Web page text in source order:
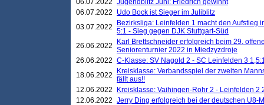
06.07.2022 Jugendblitz Juni: Friedrich gewinnt
06.07.2022
Udo Bock ist Sieger im Juliblitz
03.07.2022
Bezirksliga: Leinfelden 1 macht den Aufstieg
5:1 - Sieg gegen DJK Stuttgart-Süd
26.06.2022
Karl Brettschneider erfolgreich beim 29.
Seniorenturnier 2022 in Miedzyzdroje
26.06.2022 C-Klasse: SV Nagold 2 - SC Leinfelden 3
18.06.2022
Kreisklasse: Verbandsspiel der zweiten
fällt aus!!
12.06.2022
Kreisklasse: Vaihingen-Rohr 2 - Leinfelden 2
12.06.2022 Jerry Ding erfolgreich bei der deutschen U8-